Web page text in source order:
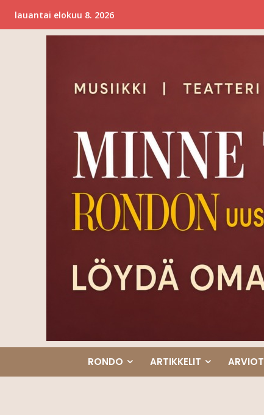
lauantai elokuu 8. 2026
RONDO ARTIKKELIT ARVIOT